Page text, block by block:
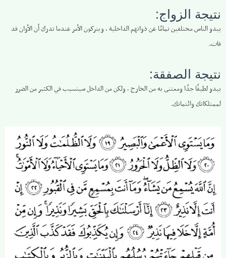
نتيجة الزواج:
يبدو الناس مختلفين تمامًا عن ذواتهم الداخلية ، ويتركون الأمر عندما تدرك أن الأوان قد
فات.
نتيجة الصفقة:
يبدو لطيفًا جدًا ومعتنى به من الخارج ، ولكن من الداخل سيتسبب في الكثير من الضرر
لممتلكاتك وائتمانك.